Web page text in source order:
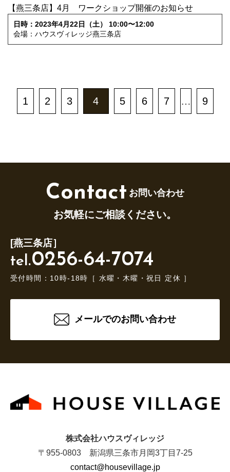
【燕三条店】4月 ワークショップ開催のお知らせ
日時：2023年4月22日（土） 10:00〜12:00
会場：ハウスヴィレッジ燕三条店
1 2 3 4 5 6 7 … 9
Contact お問い合わせ
お気軽にご相談ください。
[燕三条店］
tel.0256-64-7074
受付時間：10時-18時［ 水曜・木曜・祝日 定休 ］
メールでのお問い合わせ
株式会社ハウスヴィレッジ
〒955-0803 新潟県三条市月岡3丁目7-25
contact@housevillage.jp